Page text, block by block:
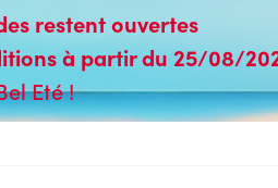
restent ouvertes
à partir du 25/08/
Eté !